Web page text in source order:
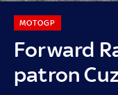
Forward
patron
MOTOGP